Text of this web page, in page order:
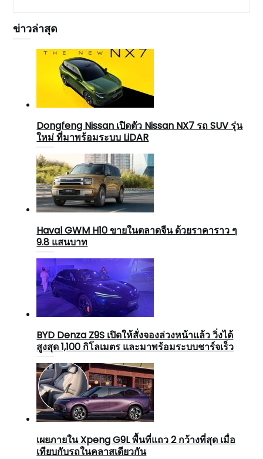
ข่าวล่าสุด
Dongfeng Nissan เปิดตัว Nissan NX7 รถ SUV รุ่น
ใหม่ ที่มาพร้อมระบบ LiDAR
Haval GWM H10 ขายในตลาดจีน ด้วยราคาราว ๆ
9.8 แสนบาท
BYD Denza Z9S เปิดให้สั่งจองล่วงหน้าแล้ว วิ่งได้
สูงสุด 1,100 กิโลเมตร และมาพร้อมระบบชาร์จเร็ว
เผยภายใน Xpeng G9L พื้นที่แถว 2 กว้างที่สุด เมื่อ
เทียบกับรถในคลาสเดียวกัน